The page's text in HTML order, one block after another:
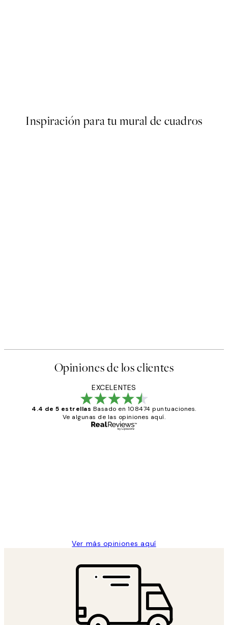
Inspiración para tu mural de cuadros
Opiniones de los clientes
EXCELENTES
4.4 de 5 estrellas Basado en 108474 puntuaciones.
Ve algunas de las opiniones aquí.
Ver más opiniones aquí